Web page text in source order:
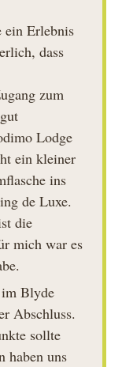
ein Erlebnis
dass
zum
Lodge
ein kleiner
ins
de Luxe.
die
mich war es
im Blyde
Abschluss.
sollte
haben uns